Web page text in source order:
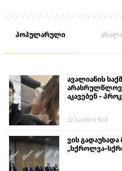
პოპულარული
ავალიანის
აკავებენ -
22 საათის წინ
ვის
„სქროლვა-